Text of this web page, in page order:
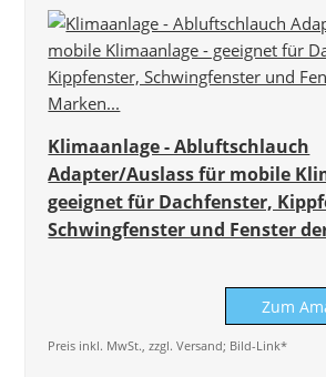
Klimaanlage - Abluftschlauch
Adapter/Auslass für mobile
geeignet für Dachfenster,
Schwingfenster und Fenster
Zum
Preis inkl. MwSt., zzgl. Versand; Bild-Link*